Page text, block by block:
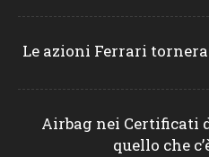
Le azioni Ferrari
Airbag nei Certificati
quello che